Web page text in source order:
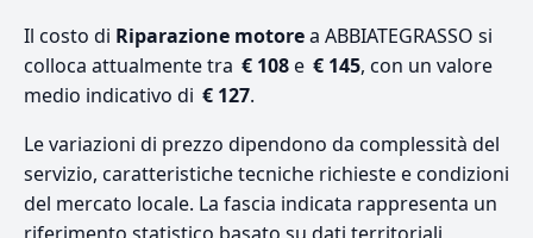
Il costo di Riparazione motorea ABBIATEGRASSO si
colloca attualmente tra € 108e € 145, con un valore
medio indicativo di € 127.
Le variazioni di prezzo dipendono da complessità del
servizio, caratteristiche tecniche richieste e condizioni
del mercato locale. La fascia indicata rappresenta un
riferimento statistico basato su dati territoriali